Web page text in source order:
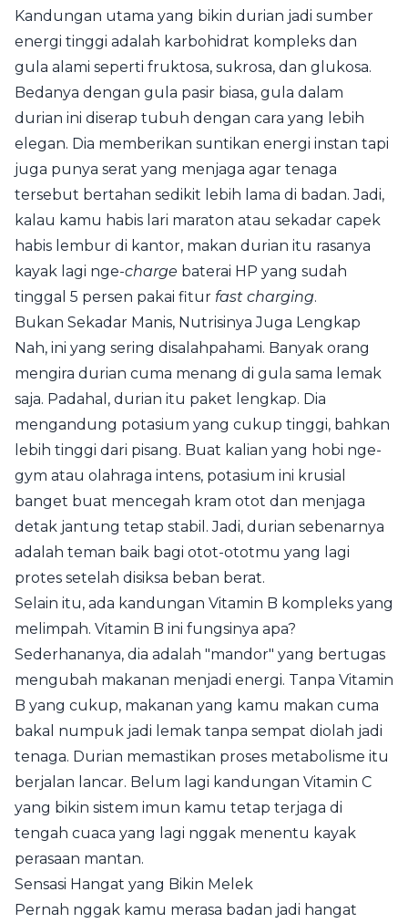
Kandungan utama yang bikin durian jadi sumber
energi tinggi adalah karbohidrat kompleks dan
gula alami seperti fruktosa, sukrosa, dan glukosa.
Bedanya dengan gula pasir biasa, gula dalam
durian ini diserap tubuh dengan cara yang lebih
elegan. Dia memberikan suntikan energi instan tapi
juga punya serat yang menjaga agar tenaga
tersebut bertahan sedikit lebih lama di badan. Jadi,
kalau kamu habis lari maraton atau sekadar capek
habis lembur di kantor, makan durian itu rasanya
kayak lagi nge-charge baterai HP yang sudah
tinggal 5 persen pakai fitur fast charging.
Bukan Sekadar Manis, Nutrisinya Juga Lengkap
Nah, ini yang sering disalahpahami. Banyak orang
mengira durian cuma menang di gula sama lemak
saja. Padahal, durian itu paket lengkap. Dia
mengandung potasium yang cukup tinggi, bahkan
lebih tinggi dari pisang. Buat kalian yang hobi nge-
gym atau olahraga intens, potasium ini krusial
banget buat mencegah kram otot dan menjaga
detak jantung tetap stabil. Jadi, durian sebenarnya
adalah teman baik bagi otot-ototmu yang lagi
protes setelah disiksa beban berat.
Selain itu, ada kandungan Vitamin B kompleks yang
melimpah. Vitamin B ini fungsinya apa?
Sederhananya, dia adalah "mandor" yang bertugas
mengubah makanan menjadi energi. Tanpa Vitamin
B yang cukup, makanan yang kamu makan cuma
bakal numpuk jadi lemak tanpa sempat diolah jadi
tenaga. Durian memastikan proses metabolisme itu
berjalan lancar. Belum lagi kandungan Vitamin C
yang bikin sistem imun kamu tetap terjaga di
tengah cuaca yang lagi nggak menentu kayak
perasaan mantan.
Sensasi Hangat yang Bikin Melek
Pernah nggak kamu merasa badan jadi hangat